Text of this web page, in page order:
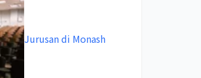
Jurusan di Monash